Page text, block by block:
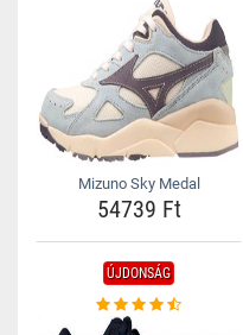
Mizuno Sky Medal
54739 Ft
ÚJDONSÁG